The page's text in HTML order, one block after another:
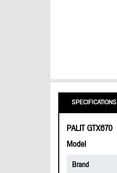
SPECIFICATIONS
PALIT GTX670
Model
Brand